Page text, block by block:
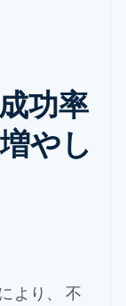
功率
やし
より、 不